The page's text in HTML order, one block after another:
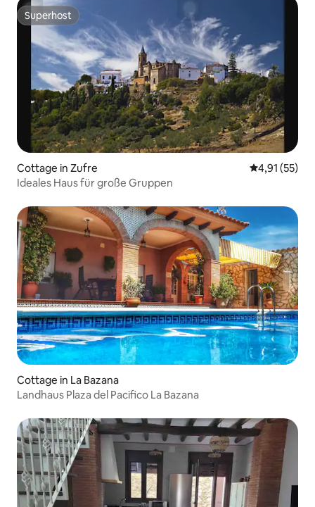
Superhost
Superhost
Cottage in Zufre
4,91 (55)
Ideales Haus für große Gruppen
Cottage in La Bazana
Landhaus Plaza del Pacifico La Bazana